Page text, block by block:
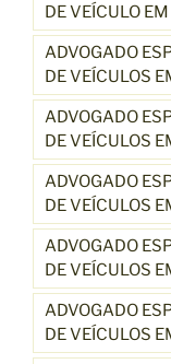
DE VEÍCULO
ADVOGADO
DE VEÍCULOS
ADVOGADO
DE VEÍCULOS
ADVOGADO
DE VEÍCULOS
ADVOGADO
DE VEÍCULOS
ADVOGADO
DE VEÍCULOS